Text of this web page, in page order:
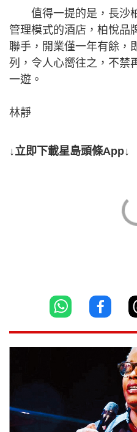
值得一提的是，長沙
管理模式的酒店，柏悅品
聯手，開業僅一年有餘，
列，令人心嚮往之，不禁
一遊。
林靜
↓立即下載星島頭條App↓